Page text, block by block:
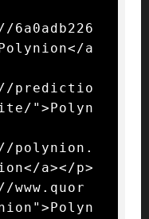
a
predictio
">Polyn
polynion.
a></p>